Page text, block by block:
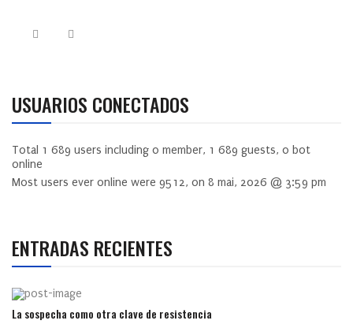
USUARIOS CONECTADOS
Total 1 689 users including 0 member, 1 689 guests, 0 bot
online
Most users ever online were 9512, on 8 mai, 2026 @ 3:59 pm
ENTRADAS RECIENTES
La sospecha como otra clave de resistencia